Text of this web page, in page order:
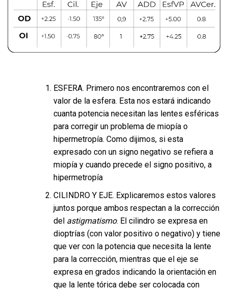
ESFERA. Primero nos encontraremos con el
valor de la esfera. Esta nos estará indicando
cuanta potencia necesitan las lentes esféricas
para corregir un problema de miopía o
hipermetropía. Como dijimos, si esta
expresado con un signo negativo se refiera a
miopía y cuando precede el signo positivo, a
hipermetropía
CILINDRO Y EJE. Explicaremos estos valores
juntos porque ambos respectan a la corrección
del astigmatismo. El cilindro se expresa en
dioptrías (con valor positivo o negativo) y tiene
que ver con la potencia que necesita la lente
para la corrección, mientras que el eje se
expresa en grados indicando la orientación en
que la lente tórica debe ser colocada con